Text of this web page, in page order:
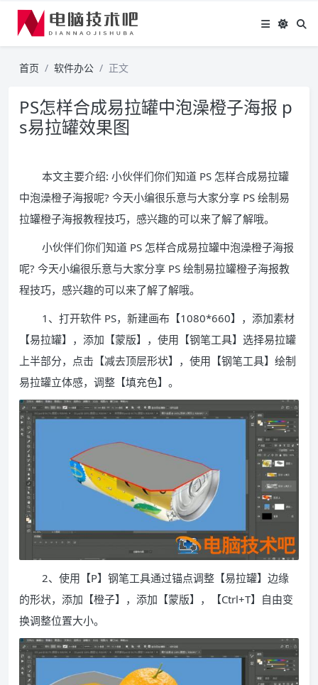
首页 软件办公 正文
PS怎样合成易拉罐中泡澡橙子海报 p
s易拉罐效果图
本文主要介绍: 小伙伴们你们知道 PS 怎样合成易拉罐
中泡澡橙子海报呢? 今天小编很乐意与大家分享 PS 绘制易
拉罐橙子海报教程技巧，感兴趣的可以来了解了解哦。
小伙伴们你们知道 PS 怎样合成易拉罐中泡澡橙子海报
呢? 今天小编很乐意与大家分享 PS 绘制易拉罐橙子海报教
程技巧，感兴趣的可以来了解了解哦。
1、打开软件 PS，新建画布【1080*660】，添加素材
【易拉罐】，添加【蒙版】，使用【钢笔工具】选择易拉罐
上半部分，点击【减去顶层形状】，使用【钢笔工具】绘制
易拉罐立体感，调整【填充色】。
2、使用【P】钢笔工具通过锚点调整【易拉罐】边缘
的形状，添加【橙子】，添加【蒙版】，【Ctrl+T】自由变
换调整位置大小。